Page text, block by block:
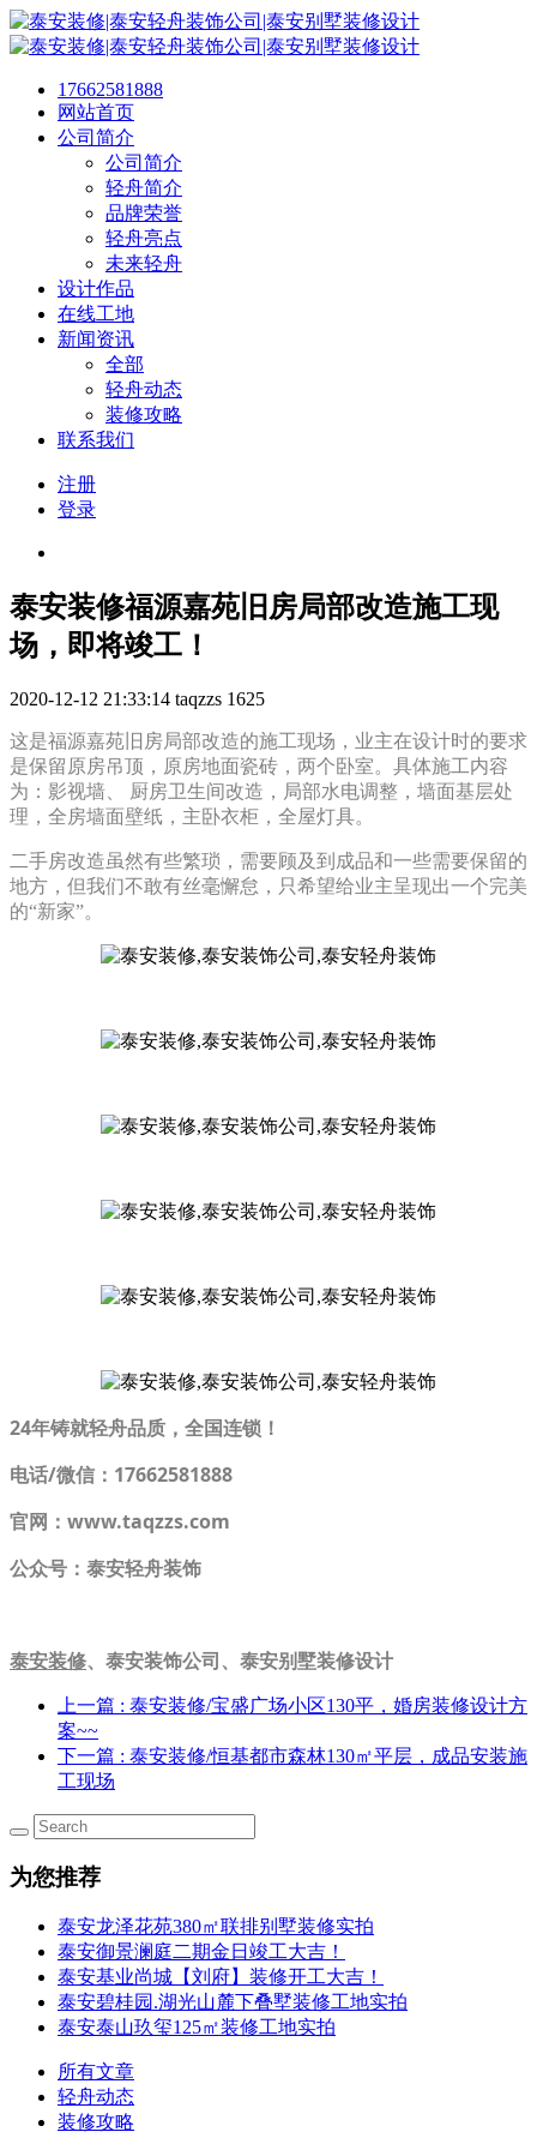
17662581888
网站首页
公司简介
公司简介
轻舟简介
品牌荣誉
轻舟亮点
未来轻舟
设计作品
在线工地
新闻资讯
全部
轻舟动态
装修攻略
联系我们
注册
登录
泰安装修福源嘉苑旧房局部改造施工现
场，即将竣工！
2020-12-12 21:33:14 taqzzs 1625
这是福源嘉苑旧房局部改造的施工现场，业主在设计时的要求
是保留原房吊顶，原房地面瓷砖，两个卧室。具体施工内容
为：影视墙、 厨房卫生间改造，局部水电调整，墙面基层处
理，全房墙面壁纸，主卧衣柜，全屋灯具。
二手房改造虽然有些繁琐，需要顾及到成品和一些需要保留的
地方，但我们不敢有丝毫懈怠，只希望给业主呈现出一个完美
的“新家”。
24年铸就轻舟品质，全国连锁！
电话/微信：17662581888
官网：www.taqzzs.com
公众号：泰安轻舟装饰
泰安装修、泰安装饰公司、泰安别墅装修设计
上一篇 : 泰安装修/宝盛广场小区130平，婚房装修设计方
案~~
下一篇 : 泰安装修/恒基都市森林130㎡平层，成品安装施
工现场
为您推荐
泰安龙泽花苑380㎡联排别墅装修实拍
泰安御景澜庭二期金日竣工大吉！
泰安基业尚城【刘府】装修开工大吉！
泰安碧桂园.湖光山麓下叠墅装修工地实拍
泰安泰山玖玺125㎡装修工地实拍
所有文章
轻舟动态
装修攻略